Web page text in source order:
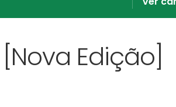
Edição]